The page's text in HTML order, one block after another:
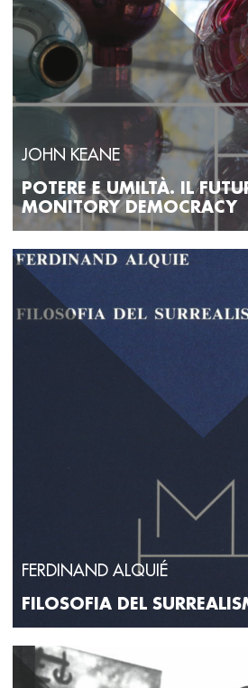
JOHN KEANE
POTERE E UMILTÀ. IL
MONITORY DEMOCRACY
FERDINAND ALQUIÉ
FILOSOFIA DEL